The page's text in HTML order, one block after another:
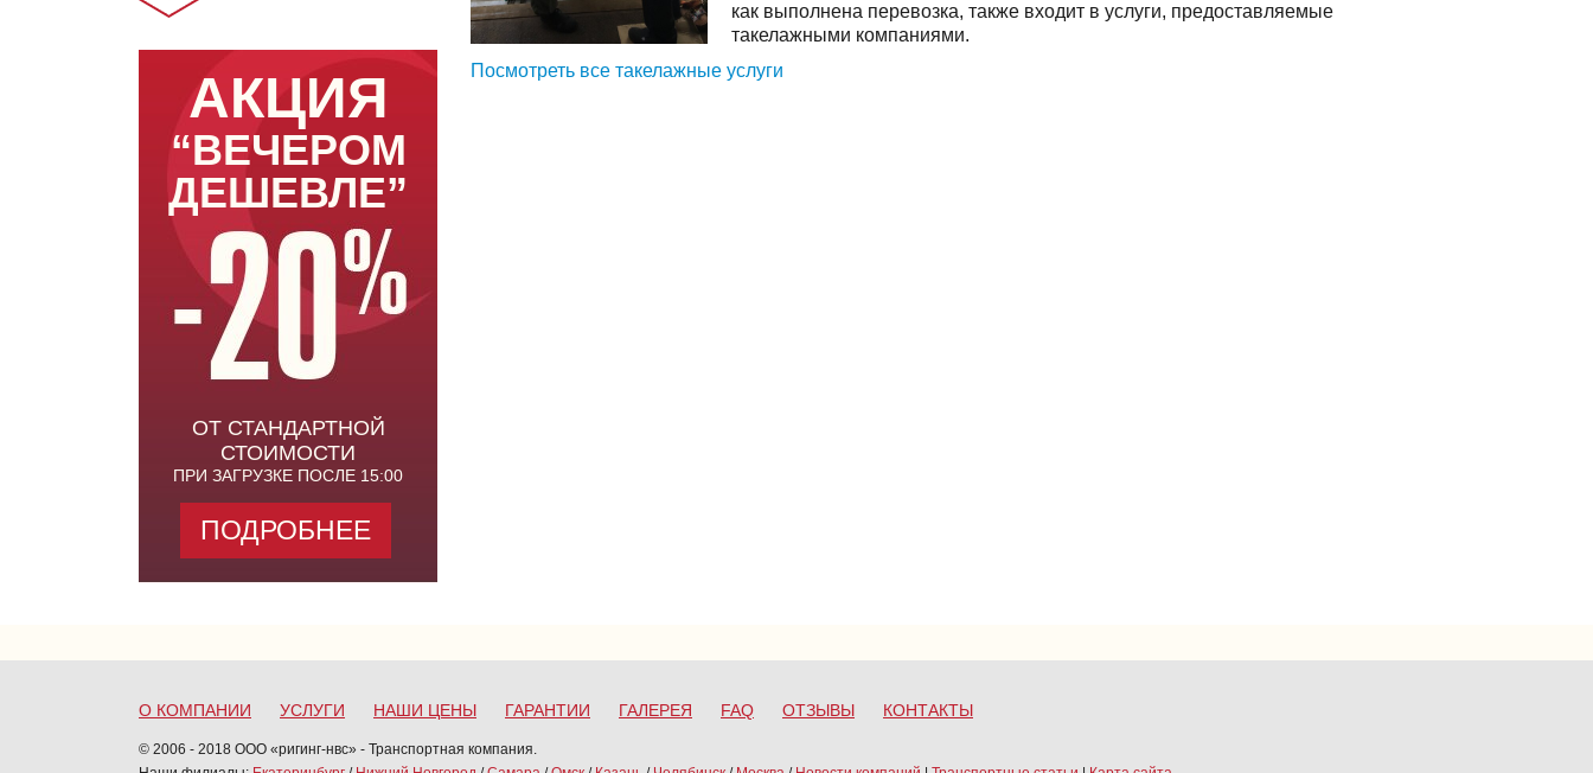
как выполнена перевозка, также входит в услуги, предоставляемые
такелажными компаниями.
Посмотреть все такелажные услуги
АКЦИЯ
“ВЕЧЕРОМ
ДЕШЕВЛЕ”
ОТ СТАНДАРТНОЙ
СТОИМОСТИ
ПРИ ЗАГРУЗКЕ ПОСЛЕ 15:00
ПОДРОБНЕЕ
О КОМПАНИИ УСЛУГИ НАШИ ЦЕНЫ ГАРАНТИИ ГАЛЕРЕЯ FAQ ОТЗЫВЫ КОНТАКТЫ
© 2006 - 2018 ООО «ригинг-нвс» - Транспортная компания.